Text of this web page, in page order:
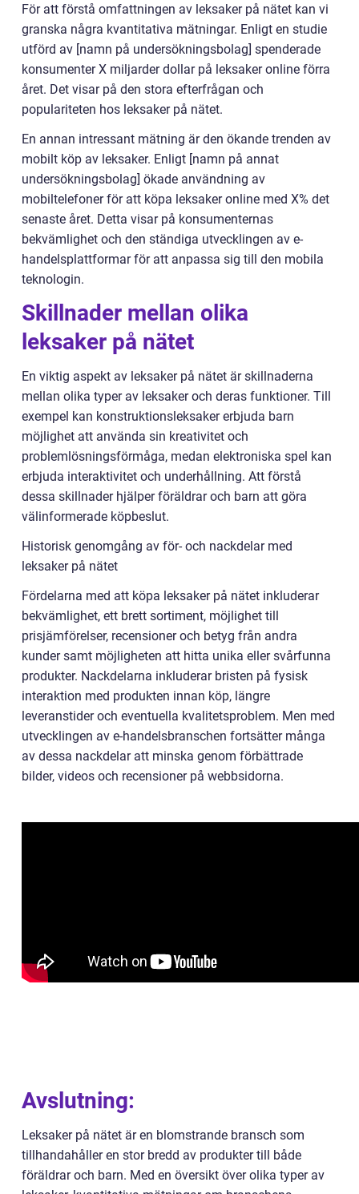
För att förstå omfattningen av leksaker på nätet kan vi
granska några kvantitativa mätningar. Enligt en studie
utförd av [namn på undersökningsbolag] spenderade
konsumenter X miljarder dollar på leksaker online förra
året. Det visar på den stora efterfrågan och
populariteten hos leksaker på nätet.
En annan intressant mätning är den ökande trenden av
mobilt köp av leksaker. Enligt [namn på annat
undersökningsbolag] ökade användning av
mobiltelefoner för att köpa leksaker online med X% det
senaste året. Detta visar på konsumenternas
bekvämlighet och den ständiga utvecklingen av e-
handelsplattformar för att anpassa sig till den mobila
teknologin.
Skillnader mellan olika
leksaker på nätet
En viktig aspekt av leksaker på nätet är skillnaderna
mellan olika typer av leksaker och deras funktioner. Till
exempel kan konstruktionsleksaker erbjuda barn
möjlighet att använda sin kreativitet och
problemlösningsförmåga, medan elektroniska spel kan
erbjuda interaktivitet och underhållning. Att förstå
dessa skillnader hjälper föräldrar och barn att göra
välinformerade köpbeslut.
Historisk genomgång av för- och nackdelar med
leksaker på nätet
Fördelarna med att köpa leksaker på nätet inkluderar
bekvämlighet, ett brett sortiment, möjlighet till
prisjämförelser, recensioner och betyg från andra
kunder samt möjligheten att hitta unika eller svårfunna
produkter. Nackdelarna inkluderar bristen på fysisk
interaktion med produkten innan köp, längre
leveranstider och eventuella kvalitetsproblem. Men med
utvecklingen av e-handelsbranschen fortsätter många
av dessa nackdelar att minska genom förbättrade
bilder, videos och recensioner på webbsidorna.
Avslutning:
Leksaker på nätet är en blomstrande bransch som
tillhandahåller en stor bredd av produkter till både
föräldrar och barn. Med en översikt över olika typer av